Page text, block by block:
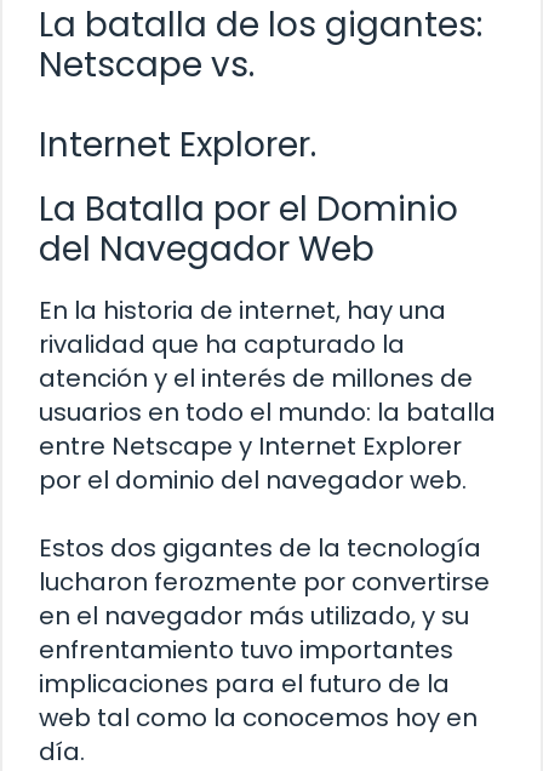
La batalla de los gigantes:
Netscape vs.
Internet Explorer.
La Batalla por el Dominio
del Navegador Web
En la historia de internet, hay una
rivalidad que ha capturado la
atención y el interés de millones de
usuarios en todo el mundo: la batalla
entre Netscape y Internet Explorer
por el dominio del navegador web.
Estos dos gigantes de la tecnología
lucharon ferozmente por convertirse
en el navegador más utilizado, y su
enfrentamiento tuvo importantes
implicaciones para el futuro de la
web tal como la conocemos hoy en
día.